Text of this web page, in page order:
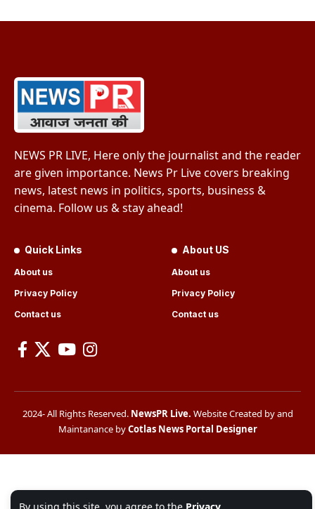
NEWS PR LIVE, Here only the journalist and the reader
are given importance. News Pr Live covers breaking
news, latest news in politics, sports, business &
cinema. Follow us & stay ahead!
Quick Links
About us
Privacy Policy
Contact us
About US
About us
Privacy Policy
Contact us
2024- All Rights Reserved. NewsPR Live. Website Created by and
Maintanance byCotlas News Portal Designer